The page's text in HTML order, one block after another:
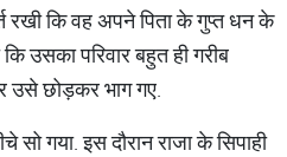
रखी कि वह अपने पिता के गुप्त धन के
उसका परिवार बहुत ही गरीब
उसे छोड़कर भाग गए.
गया. इस दौरान राजा के सिपाही